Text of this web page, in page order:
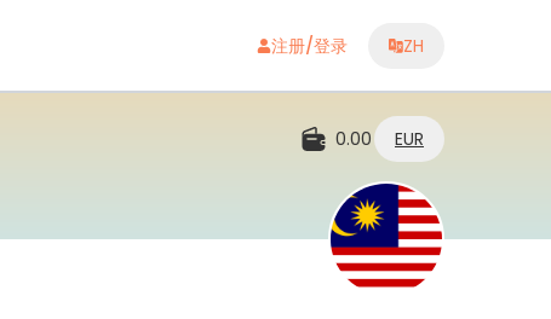
注册/登录 ZH
0.00 EUR